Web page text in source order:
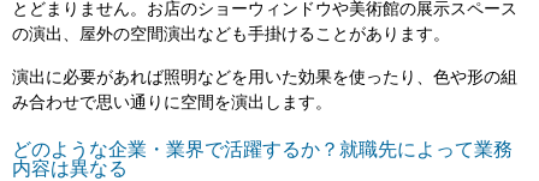
とどまりません。お店のショーウィンドウや美術館の展示スペース
の演出、屋外の空間演出なども手掛けることがあります。
演出に必要があれば照明などを用いた効果を使ったり、色や形の組
み合わせで思い通りに空間を演出します。
どのような企業・業界で活躍するか？就職先によって業務
内容は異なる